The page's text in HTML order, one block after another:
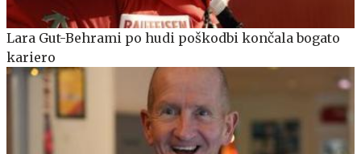
Lara Gut-Behrami po hudi poškodbi končala bogato
kariero